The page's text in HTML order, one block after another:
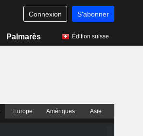
Connexion S'abonner
Palmarès Édition suisse
Europe Amériques Asie